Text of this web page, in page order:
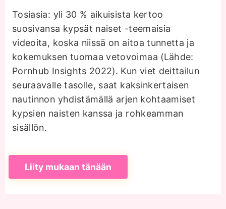
Tosiasia: yli 30 % aikuisista kertoo
suosivansa kypsät naiset -teemaisia
videoita, koska niissä on aitoa tunnetta ja
kokemuksen tuomaa vetovoimaa (Lähde:
Pornhub Insights 2022). Kun viet deittailun
seuraavalle tasolle, saat kaksinkertaisen
nautinnon yhdistämällä arjen kohtaamiset
kypsien naisten kanssa ja rohkeamman
sisällön.
Liity mukaan tänään